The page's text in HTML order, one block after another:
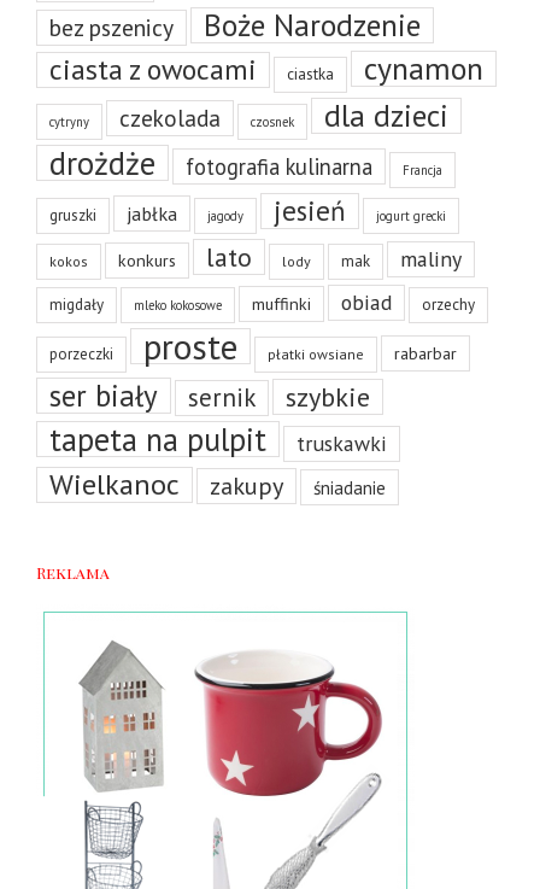
bez pszenicy Boże Narodzenie
ciasta z owocami ciastka cynamon
cytryny czekolada czosnek dla dzieci
drożdże fotografia kulinarna Francja
gruszki jabłka jagody jesień jogurt grecki
kokos konkurs lato lody mak maliny
migdały mleko kokosowe muffinki obiad orzechy
porzeczki proste płatki owsiane rabarbar
ser biały sernik szybkie
tapeta na pulpit truskawki
Wielkanoc zakupy śniadanie
Reklama